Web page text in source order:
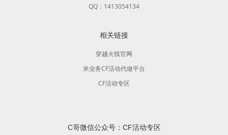
QQ：1413054134
相关链接
穿越火线官网
米业务CF活动代做平台
CF活动专区
C哥微信公众号：CF活动专区